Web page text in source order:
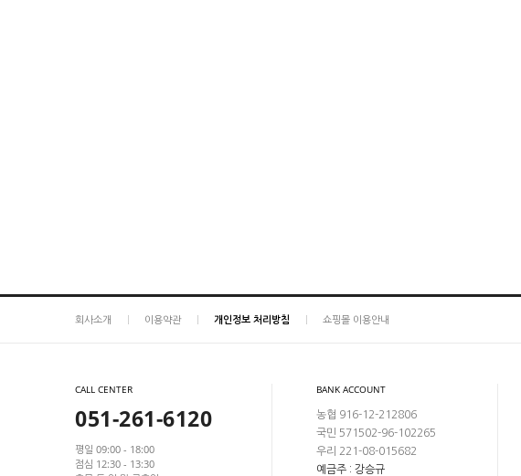
회사소개 이용약관 개인정보 처리방침 쇼핑몰 이용안내
CALL CENTER
051-261-6120
평일 09:00 - 18:00
점심 12:30 - 13:30
BANK ACCOUNT
농협 916-12-212806
국민 571502-96-102265
우리 221-08-015682
예금주 : 강승규